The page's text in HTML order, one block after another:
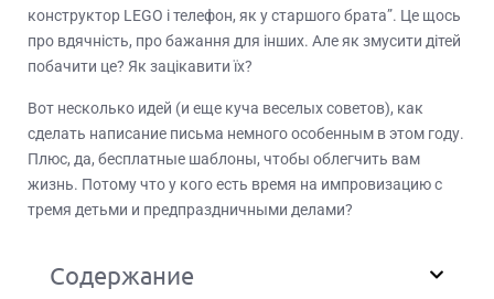
конструктор LEGO і телефон, як у старшого брата”. Це щось
про вдячність, про бажання для інших. Але як змусити дітей
побачити це? Як зацікавити їх?
Вот несколько идей (и еще куча веселых советов), как
сделать написание письма немного особенным в этом году.
Плюс, да, бесплатные шаблоны, чтобы облегчить вам
жизнь. Потому что у кого есть время на импровизацию с
тремя детьми и предпраздничными делами?
Содержание